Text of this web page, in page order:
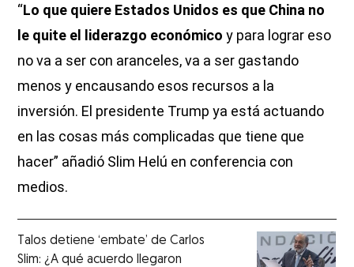
“Lo que quiere Estados Unidos es que China no
le quite el liderazgo económico y para lograr eso
no va a ser con aranceles, va a ser gastando
menos y encausando esos recursos a la
inversión. El presidente Trump ya está actuando
en las cosas más complicadas que tiene que
hacer” añadió Slim Helú en conferencia con
medios.
Talos detiene ‘embate’ de Carlos
Slim: ¿A qué acuerdo llegaron